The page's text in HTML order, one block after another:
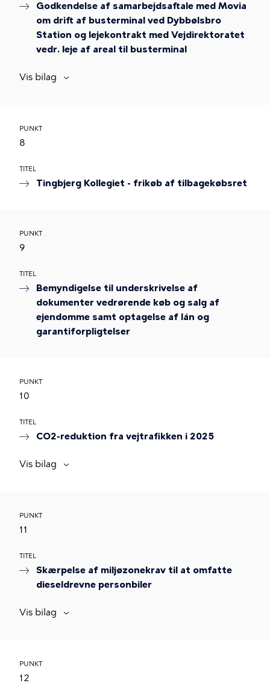
Godkendelse af samarbejdsaftale med Movia
om drift af busterminal ved Dybbølsbro
Station og lejekontrakt med Vejdirektoratet
vedr. leje af areal til busterminal
Vis bilag
PUNKT
8
TITEL
Tingbjerg Kollegiet - frikøb af tilbagekøbsret
PUNKT
9
TITEL
Bemyndigelse til underskrivelse af
dokumenter vedrørende køb og salg af
ejendomme samt optagelse af lån og
garantiforpligtelser
PUNKT
10
TITEL
CO2-reduktion fra vejtrafikken i 2025
Vis bilag
PUNKT
11
TITEL
Skærpelse af miljøzonekrav til at omfatte
dieseldrevne personbiler
Vis bilag
PUNKT
12